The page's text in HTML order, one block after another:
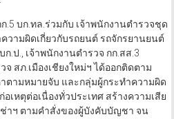
.5 บก.ทล.ร่วมกับ เจ้าพนักงานตำรวจชุด
วามผิดเกี่ยวกับรถยนต์ รถจักรยานยนต์
.ป., เจ้าพนักงานตำรวจ กก.สส.3
สภ.เมืองเชียงใหม่ฯ ได้ออกติดตาม
ตามหมายจับ และกลุ่มผู้กระทำความผิด
อเหตุต่อเนื่องทั่วประเทศ สร้างความเสีย
าฯ ตามคำสั่งของผู้บังคับบัญชา จน